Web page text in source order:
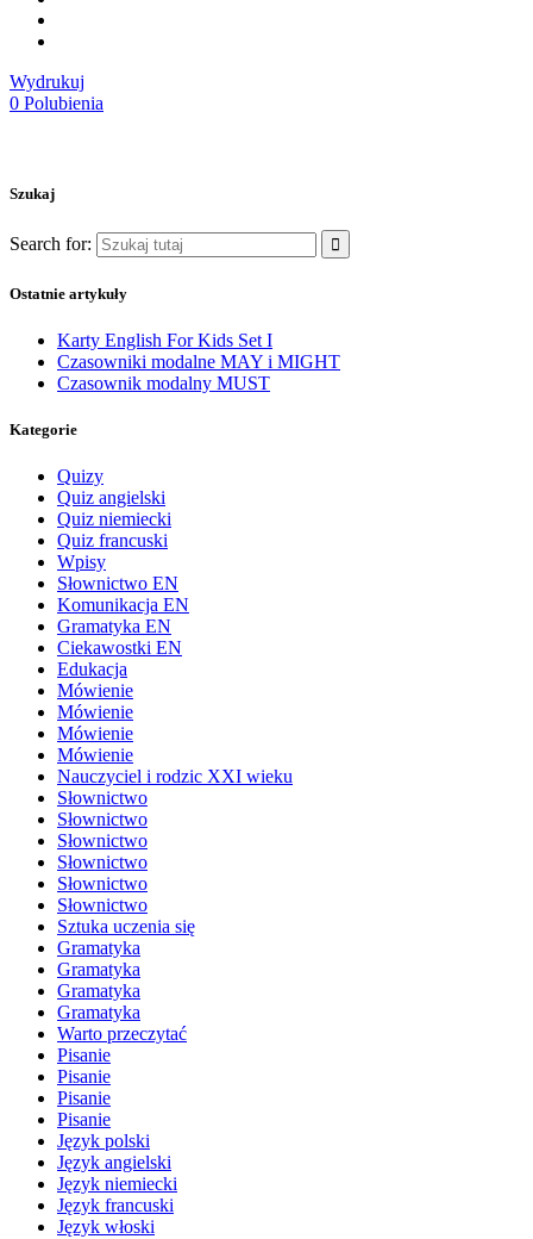
Wydrukuj
0 Polubienia
Szukaj
Search for:
Ostatnie artykuły
Karty English For Kids Set I
Czasowniki modalne MAY i MIGHT
Czasownik modalny MUST
Kategorie
Quizy
Quiz angielski
Quiz niemiecki
Quiz francuski
Wpisy
Słownictwo EN
Komunikacja EN
Gramatyka EN
Ciekawostki EN
Edukacja
Mówienie
Mówienie
Mówienie
Mówienie
Nauczyciel i rodzic XXI wieku
Słownictwo
Słownictwo
Słownictwo
Słownictwo
Słownictwo
Słownictwo
Sztuka uczenia się
Gramatyka
Gramatyka
Gramatyka
Gramatyka
Warto przeczytać
Pisanie
Pisanie
Pisanie
Pisanie
Język polski
Język angielski
Język niemiecki
Język francuski
Język włoski